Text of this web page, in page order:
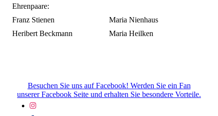
Ehrenpaare:
Franz Stienen
Maria Nienhaus
Heribert Beckmann
Maria Heilken
Besuchen Sie uns auf Facebook! Werden Sie ein Fan
unserer Facebook Seite und erhalten Sie besondere Vorteile.